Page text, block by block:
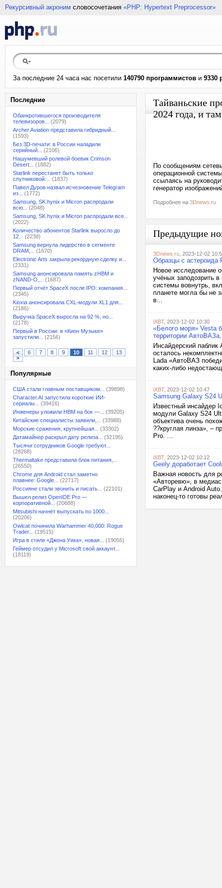
Рекурсивный акроним словосочетания «PHP: Hypertext Preprocessor»
За последние 24 часа нас посетили 140790 программистов и 9330
Последние
Обанкротившегося производителя
телевизоров...
(2079)
Archer Aviation представила гибридный...
(1593)
Без 3D-печати: в России наладили
серийный...
(2106)
Нашумевший ролевой боевик Crimson
Desert...
(1882)
Starlink перестанет быть только
спутниковой:...
(1837)
Павел Дуров назвал исчезновение Telegram
из...
(1772)
Samsung, SK hynix и Micron распродали
всю...
(2048)
Samsung, SK hynix и Micron распродали все...
(2022)
Количество абонентов Starlink выросло до
12...
(2238)
Samsung вернула лидерство в сегменте
DRAM,...
(1670)
Electronic Arts закрыла рекордную сделку и...
(2331)
Samsung анонсировала память zHBM и
zNAND-O,...
(1687)
Первый отчёт SpaceX после IPO: компания...
(2345)
Kioxia анонсировала CXL-модули XL1 для...
(2186)
Выручка SpaceX выросла на 92 %, но...
(2178)
Первый в России: в «Кион Музыке»
запустили...
(2156)
< 6 7 8 9 10 11 12
13
>
Популярные
США стали главным поставщиком...
(39898)
Character.AI запустила короткие ИИ-
сериалы...
(39416)
Инженеры уложили HBM на бок —...
(39205)
Китайские специалисты заявили,...
(33988)
Морские сражения, крупнейшая...
(33302)
Датамайнер раскрыл дату релиза...
(32195)
Тысячи сотрудников Google требуют...
(28268)
Thermaltake представила блок питания,...
(26550)
Chrome для Android стал заметно
плавнее: Google...
(22717)
Россияне стали звонить и писать...
(22101)
Вышел релиз OpenIDE Pro —
корпоративной...
(20688)
Mitsubishi начнёт выпускать по 1000...
(20206)
Owlcat починила Warhammer 40,000: Rogue
Trader...
(19515)
Игра в стиле «Джона Уика», новая...
(19055)
Геймер отсудил у Microsoft свой аккаунт...
(18119)
Тайваньские
2024 года, и
По сообщениям
операционной
ссылаясь на
генератор
Подробнее на 3Dnews.ru
Предыдущие
3Dnews.ru , 2023-12-02
Образцы с астероида
Новое исследование
учёных заподозрить
системы вовнутрь,
планете могла бы не
в...
iXBT, 2023-12-02 10:30
«Белого моря» Vesta
территории
Инсайдерский
осталось
Lada «АвтоВАЗ
каких-либо
iXBT, 2023-12-02 10:47
Samsung Galaxy S24
Известный инсайдер
модули Galaxy S24
объектива очень
??круглая линза», –
Pro. ...
iXBT, 2023-12-02 10:12
Geely доработает
Важная новость для
«Авторевю», в
CarPlay и Android
наконец-то готовы